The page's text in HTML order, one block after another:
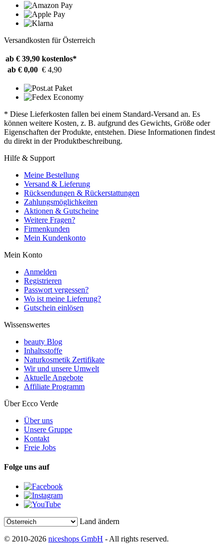
Versandkosten für Österreich
ab € 39,90 kostenlos*
ab € 0,00 € 4,90
* Diese Lieferkosten fallen bei einem Standard-Versand an. Es
können weitere Kosten, z. B. aufgrund des Gewichts, Größe oder
Eigenschaften der Produkte, entstehen. Diese Informationen findest
du direkt in der Produktbeschreibung.
Hilfe & Support
Meine Bestellung
Versand & Lieferung
Rücksendungen & Rückerstattungen
Zahlungsmöglichkeiten
Aktionen & Gutscheine
Weitere Fragen?
Firmenkunden
Mein Kundenkonto
Mein Konto
Anmelden
Registrieren
Passwort vergessen?
Wo ist meine Lieferung?
Gutschein einlösen
Wissenswertes
beauty Blog
Inhaltsstoffe
Naturkosmetik Zertifikate
Wir und unsere Umwelt
Aktuelle Angebote
Affiliate Programm
Über Ecco Verde
Über uns
Unsere Gruppe
Kontakt
Freie Jobs
Folge uns auf
Land ändern
© 2010-2026 niceshops GmbH - All rights reserved.